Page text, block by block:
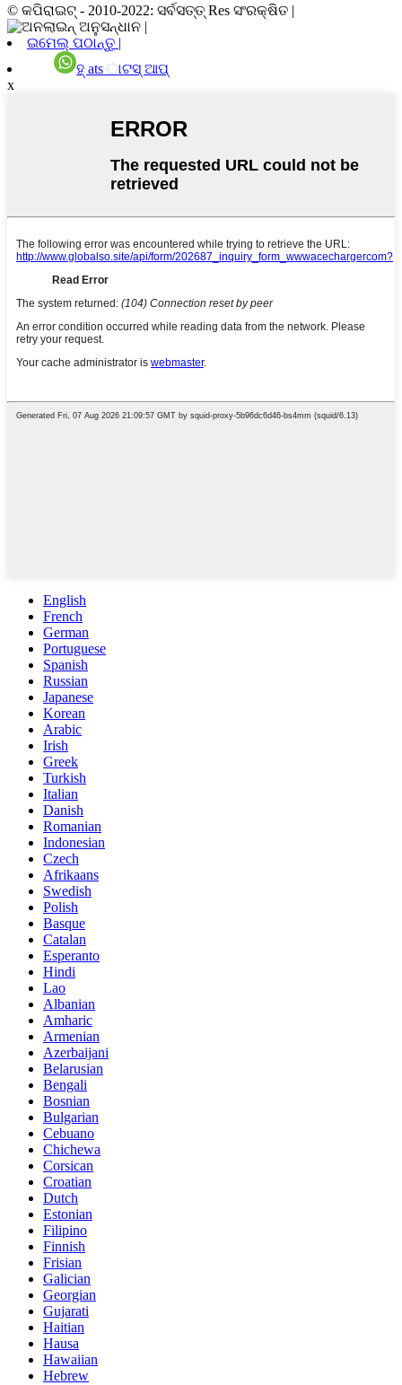
© କପିରାଇଟ୍ - 2010-2022: ସର୍ବସତ୍ତ୍ Res ସଂରକ୍ଷିତ |
ଇମେଲ୍ ପଠାନ୍ତୁ |
ହ୍ ats ାଟସ୍ ଆପ୍
x
English
French
German
Portuguese
Spanish
Russian
Japanese
Korean
Arabic
Irish
Greek
Turkish
Italian
Danish
Romanian
Indonesian
Czech
Afrikaans
Swedish
Polish
Basque
Catalan
Esperanto
Hindi
Lao
Albanian
Amharic
Armenian
Azerbaijani
Belarusian
Bengali
Bosnian
Bulgarian
Cebuano
Chichewa
Corsican
Croatian
Dutch
Estonian
Filipino
Finnish
Frisian
Galician
Georgian
Gujarati
Haitian
Hausa
Hawaiian
Hebrew